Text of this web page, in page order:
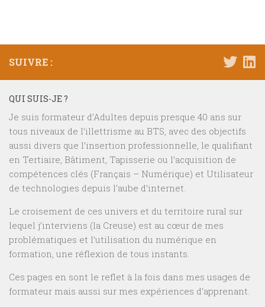
SUIVRE :
QUI SUIS-JE ?
Je suis formateur d’Adultes depuis presque 40 ans sur
tous niveaux de l’illettrisme au BTS, avec des objectifs
aussi divers que l’insertion professionnelle, le qualifiant
en Tertiaire, Bâtiment, Tapisserie ou l’acquisition de
compétences clés (Français – Numérique) et Utilisateur
de technologies depuis l’aube d’internet.
Le croisement de ces univers et du territoire rural sur
lequel j’interviens (la Creuse) est au cœur de mes
problématiques et l’utilisation du numérique en
formation, une réflexion de tous instants.
Ces pages en sont le reflet à la fois dans mes usages de
formateur mais aussi sur mes expériences d’apprenant.